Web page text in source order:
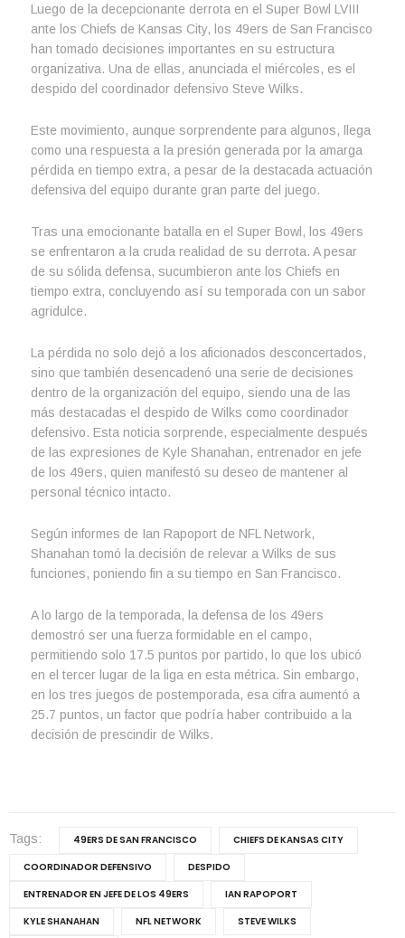
Luego de la decepcionante derrota en el Super Bowl LVIII
ante los Chiefs de Kansas City, los 49ers de San Francisco
han tomado decisiones importantes en su estructura
organizativa. Una de ellas, anunciada el miércoles, es el
despido del coordinador defensivo Steve Wilks.
Este movimiento, aunque sorprendente para algunos, llega
como una respuesta a la presión generada por la amarga
pérdida en tiempo extra, a pesar de la destacada actuación
defensiva del equipo durante gran parte del juego.
Tras una emocionante batalla en el Super Bowl, los 49ers
se enfrentaron a la cruda realidad de su derrota. A pesar
de su sólida defensa, sucumbieron ante los Chiefs en
tiempo extra, concluyendo así su temporada con un sabor
agridulce.
La pérdida no solo dejó a los aficionados desconcertados,
sino que también desencadenó una serie de decisiones
dentro de la organización del equipo, siendo una de las
más destacadas el despido de Wilks como coordinador
defensivo. Esta noticia sorprende, especialmente después
de las expresiones de Kyle Shanahan, entrenador en jefe
de los 49ers, quien manifestó su deseo de mantener al
personal técnico intacto.
Según informes de Ian Rapoport de NFL Network,
Shanahan tomó la decisión de relevar a Wilks de sus
funciones, poniendo fin a su tiempo en San Francisco.
A lo largo de la temporada, la defensa de los 49ers
demostró ser una fuerza formidable en el campo,
permitiendo solo 17.5 puntos por partido, lo que los ubicó
en el tercer lugar de la liga en esta métrica. Sin embargo,
en los tres juegos de postemporada, esa cifra aumentó a
25.7 puntos, un factor que podría haber contribuido a la
decisión de prescindir de Wilks.
Tags: 49ERS DE SAN FRANCISCO
CHIEFS DE KANSAS CITY
COORDINADOR DEFENSIVO
DESPIDO
ENTRENADOR EN JEFE DE LOS 49ERS
IAN RAPOPORT
KYLE SHANAHAN
NFL NETWORK
STEVE WILKS